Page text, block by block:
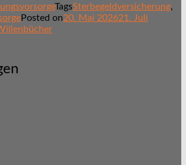
TagsSterbegeldversicherung,
Posted on20. Mai 202621. Juli